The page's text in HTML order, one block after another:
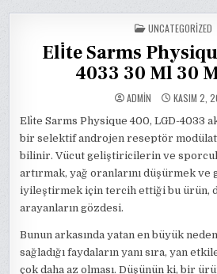
POSTED
IN
UNCATEGORIZED
Eli̇te Sarms
4033 30 Ml 30
ADMIN KASIM 2,
Eli̇te Sarms Physique 400, LGD-4033
bir selektif androjen reseptör
bilinir. Vücut geliştiricilerin ve
artırmak, yağ oranlarını düşürmek ve
iyileştirmek için tercih ettiği bu ürün,
arayanların gözdesi.
Bunun arkasında yatan en büyük
sağladığı faydaların yanı sıra, yan
çok daha az olması. Düşünün ki, bir